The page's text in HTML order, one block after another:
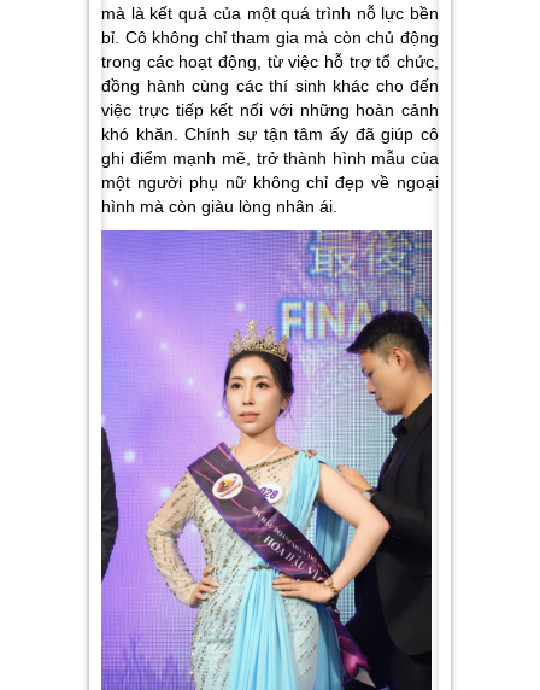
mà là kết quả của một quá trình nỗ lực bền
bỉ. Cô không chỉ tham gia mà còn chủ động
trong các hoạt động, từ việc hỗ trợ tổ chức,
đồng hành cùng các thí sinh khác cho đến
việc trực tiếp kết nối với những hoàn cảnh
khó khăn. Chính sự tận tâm ấy đã giúp cô
ghi điểm mạnh mẽ, trở thành hình mẫu của
một người phụ nữ không chỉ đẹp về ngoại
hình mà còn giàu lòng nhân ái.